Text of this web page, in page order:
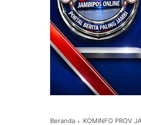
Beranda KOMINFO PROV